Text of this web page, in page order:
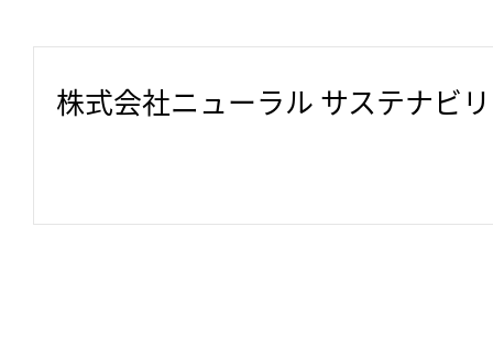
株式会社ニューラル サステナビ